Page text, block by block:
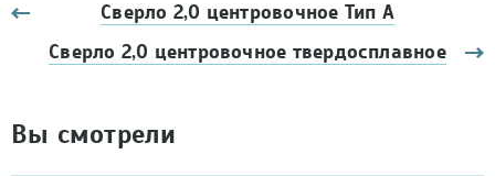
Сверло 2,0 центровочное Тип А
Сверло 2,0 центровочное твердосплавное
Вы смотрели